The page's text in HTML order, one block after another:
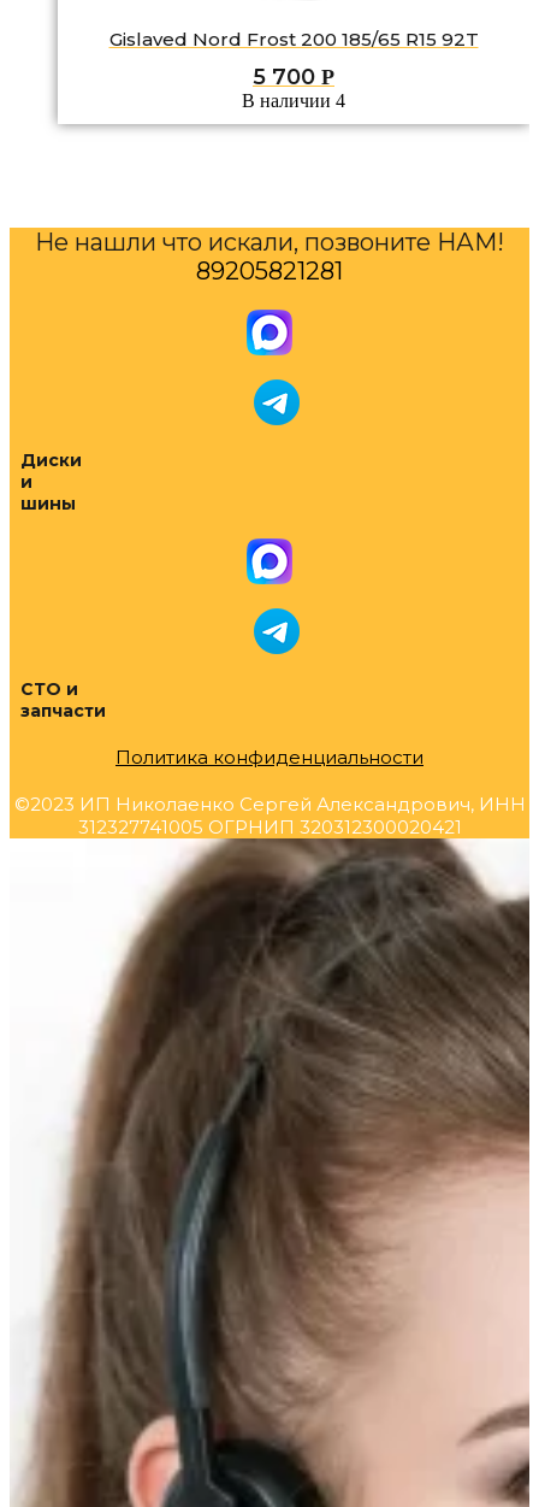
Gislaved Nord Frost 200 185/65 R15 92T
5 700 Р
В наличии 4
Не нашли что искали, позвоните НАМ!
89205821281
Диски
и
шины
СТО и
запчасти
Политика конфиденциальности
©2023 ИП Николаенко Сергей Александрович, ИНН
312327741005 ОГРНИП 320312300020421